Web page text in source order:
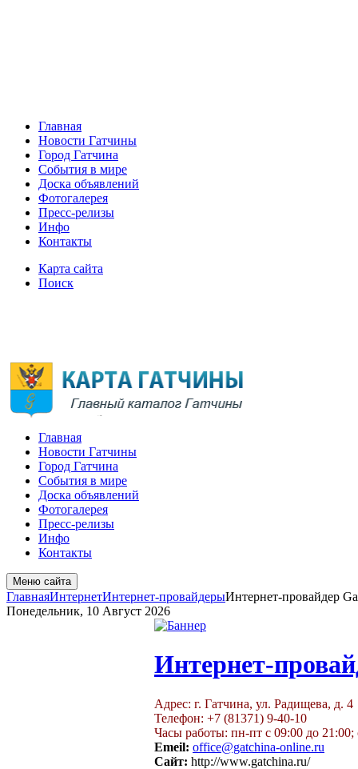
Главная
Новости Гатчины
Город Гатчина
События в мире
Доска объявлений
Фотогалерея
Пресс-релизы
Инфо
Контакты
Карта сайта
Поиск
Главная
Новости Гатчины
Город Гатчина
События в мире
Доска объявлений
Фотогалерея
Пресс-релизы
Инфо
Контакты
Меню сайта
ГлавнаяИнтернетИнтернет-провайдерыИнтернет-провайдер
Понедельник, 10 Август 2026
Интернет-
Адрес: г. Гатчина, ул. Радищева, д. 4
Телефон: +7 (81371) 9-40-10
Часы работы: пн-пт с 09:00 до 21:00;
Emeil: office@gatchina-online.ru
Сайт: http://www.gatchina.ru/